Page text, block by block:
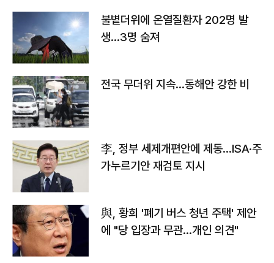
불볕더위에 온열질환자 202명 발
생…3명 숨져
전국 무더위 지속…동해안 강한 비
李, 정부 세제개편안에 제동…ISA·주
가누르기안 재검토 지시
與, 황희 '폐기 버스 청년 주택' 제안
에 "당 입장과 무관…개인 의견"